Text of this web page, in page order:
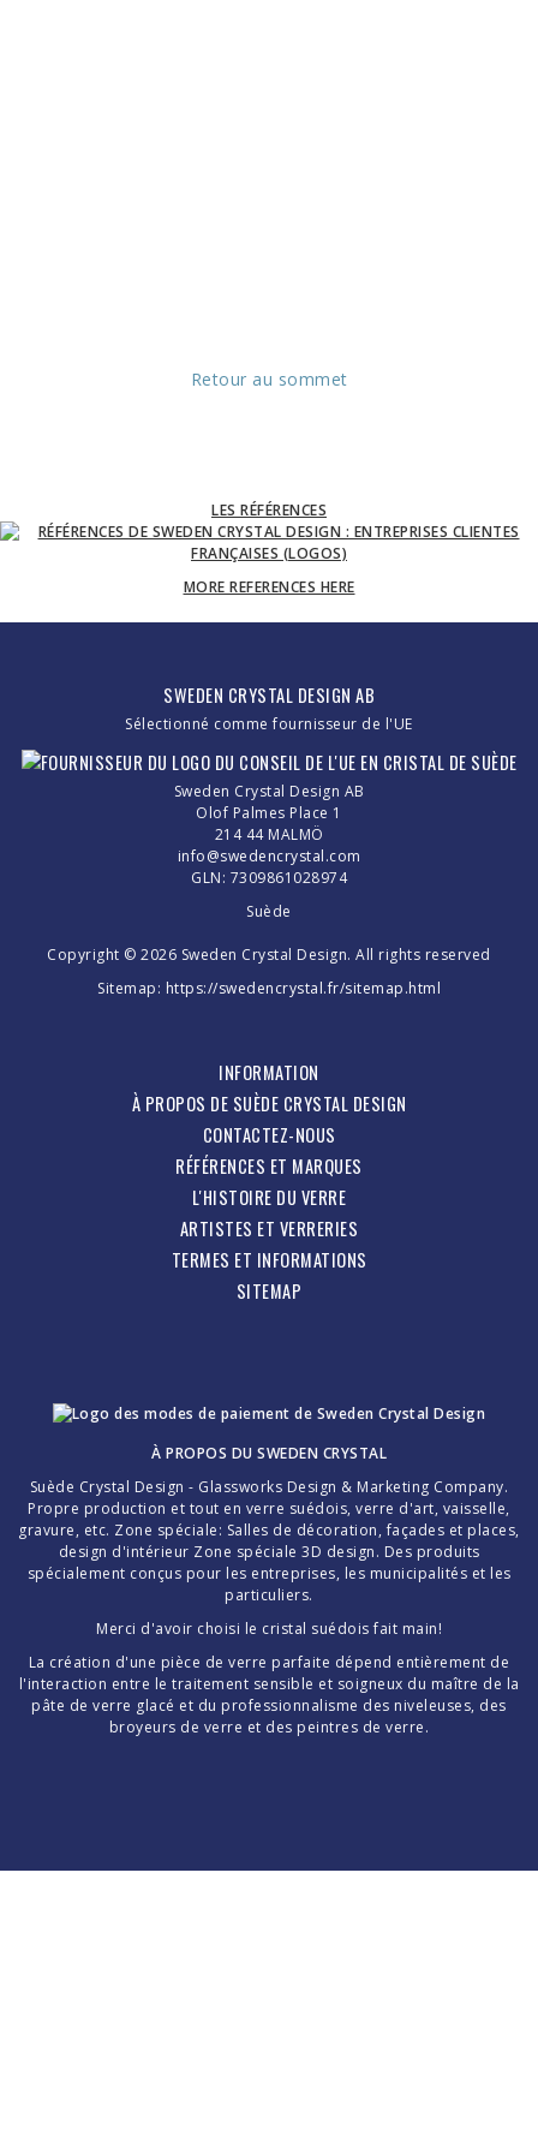
Retour au sommet
LES RÉFÉRENCES
MORE REFERENCES HERE
SWEDEN CRYSTAL DESIGN AB
Sélectionné comme fournisseur de l'UE
Sweden Crystal Design AB
Olof Palmes Place 1
214 44 MALMÖ
info@swedencrystal.com
GLN: 7309861028974
Suède
Copyright © 2026 Sweden Crystal Design. All rights reserved
Sitemap: https://swedencrystal.fr/sitemap.html
INFORMATION
À PROPOS DE SUÈDE CRYSTAL DESIGN
CONTACTEZ-NOUS
RÉFÉRENCES ET MARQUES
L'HISTOIRE DU VERRE
ARTISTES ET VERRERIES
TERMES ET INFORMATIONS
SITEMAP
À PROPOS DU SWEDEN CRYSTAL
Suède Crystal Design - Glassworks Design & Marketing Company.
Propre production et tout en verre suédois, verre d'art, vaisselle,
gravure, etc. Zone spéciale: Salles de décoration, façades et places,
design d'intérieur Zone spéciale 3D design. Des produits
spécialement conçus pour les entreprises, les municipalités et les
particuliers.
Merci d'avoir choisi le cristal suédois fait main!
La création d'une pièce de verre parfaite dépend entièrement de
l'interaction entre le traitement sensible et soigneux du maître de la
pâte de verre glacé et du professionnalisme des niveleuses, des
broyeurs de verre et des peintres de verre.